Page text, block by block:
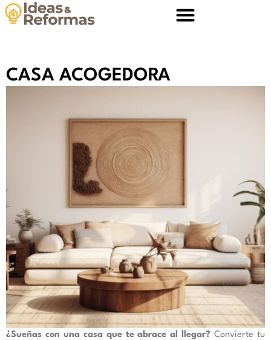
CASA ACOGEDORA
¿Sueñas con una casa que te abrace al llegar? Convierte tu